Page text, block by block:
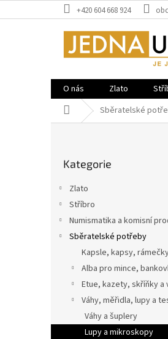
na
+420 604 668 924
O nás Zlato
Domů Sběratelské
kategorie
Kategorie
Zlato
Stříbro
Numismatika a komisní
Sběratelské potřeby
Kapsle, kapsy,
Alba pro mince,
Etue, kazety, skříňky a
Váhy, měřidla, lupy a
Váhy a šuplery
Lupy a mikroskopy